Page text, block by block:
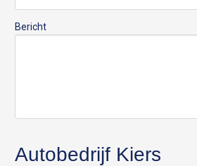
Bericht
Autobedrijf Kiers